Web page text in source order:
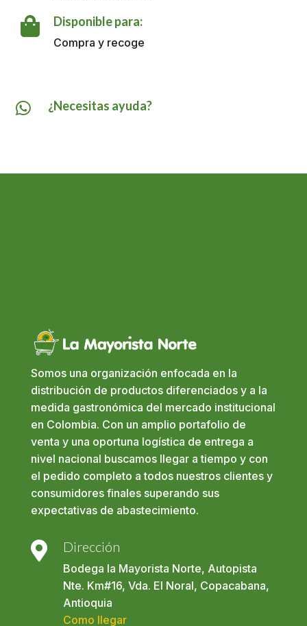
 Disponible para:
Compra y recoge
 ¿Necesitas ayuda?
Somos una organización enfocada en la
distribución de productos diferenciados y a la
medida gastronómica del mercado institucional
en Colombia. Con un amplio portafolio de
venta y una oportuna logística de entrega a
nivel nacional buscamos llegar a tiempo y con
el pedido completo a todos nuestros clientes y
consumidores finales superando sus
expectativas de abastecimiento.
 Dirección
Bodega la Mayorista Norte, Autopista
Nte. Km#16, Vda. El Noral, Copacabana,
Antioquia
Como llegar